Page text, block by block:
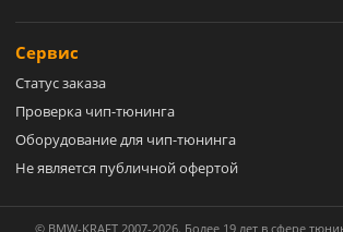
Сервис
Статус заказа
Проверка чип-тюнинга
Оборудование для чип-тюнинга
Не является публичной офертой
© BMW-KRAFT 2007-2026. Более 19 лет в сфере